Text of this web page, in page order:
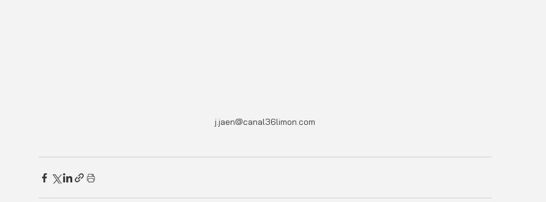
j.jaen@canal36limon.com